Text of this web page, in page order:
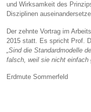
und Wirksamkeit des
Disziplinen
Der zehnte Vortrag im
2015 statt. Es spricht Prof.
„Sind die Standardmodelle
falsch, weil sie nicht einfach
Erdmute Sommerfeld